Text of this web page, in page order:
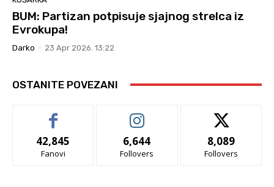
BUM: Partizan potpisuje sjajnog strelca iz
Evrokupa!
Darko - 23 Apr 2026. 13:22
OSTANITE POVEZANI
42,845
Fanovi
6,644
Follovers
8,089
Follovers